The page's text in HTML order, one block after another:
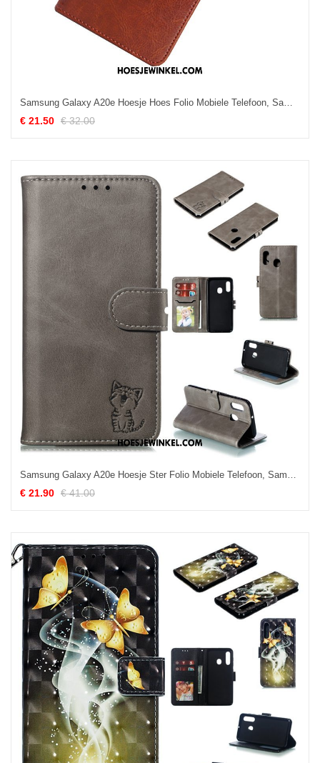
Samsung Galaxy A20e Hoesje Hoes Folio Mobiele Telefoon, Samsung Galaxy A20e Hoesje All Inclusive Portemonnee Braun
€ 21.50 € 32.00
Samsung Galaxy A20e Hoesje Ster Folio Mobiele Telefoon, Samsung Galaxy A20e Hoesje Leren Etui Persoonlijk
€ 21.90 € 41.00